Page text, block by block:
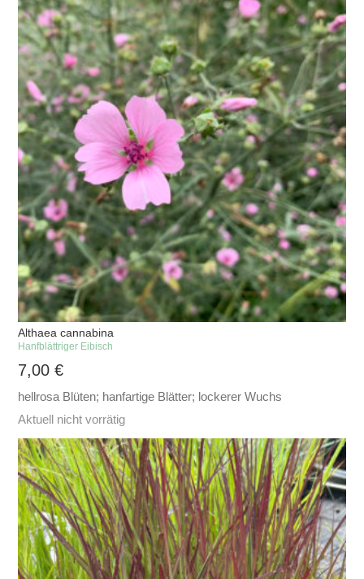
Althaea cannabina
Hanfblättriger Eibisch
7,00€
hellrosa Blüten; hanfartige Blätter; lockerer Wuchs
Aktuell nicht vorrätig